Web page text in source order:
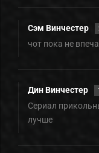
Сэм Винчестер
чот пока не
Дин Винчестер
Сериал
лучше